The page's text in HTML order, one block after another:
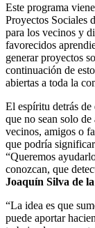
Este programa
Proyectos Sociales
para los vecinos y
favorecidos
generar proyectos
continuación de
abiertas a toda la
El espíritu detrás
que no sean solo
vecinos, amigos o
que podría
“Queremos
conozcan, que
Joaquín Silva de
“La idea es que
puede aportar